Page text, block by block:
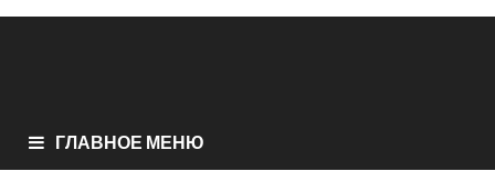
ГЛАВНОЕ МЕНЮ